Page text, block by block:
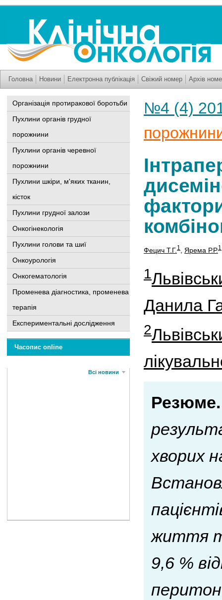
Головна Новини Електронна публікація Свіжий номер Архів
Організація протиракової боротьби
Пухлини органів грудної
порожнини
Пухлини органів черевної
порожнини
Пухлини шкіри, м'яких тканин,
кісток
Пухлини грудної залози
Онкогінекологія
Пухлини голови та шиї
Онкоурологія
Онкогематологія
Променева діагностика, променева
терапія
Експериментальні дослідження
Часопис online
Всі новини
№4 (4)
Фецич Т.Г. 1 Ярема Р.Р.1
1
Данила
2
Резюме.
хворих
життя
9,6 %